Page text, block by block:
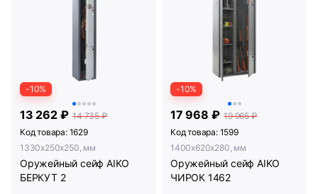
-10%
13 262 ₽ 14 735 ₽
Код товара: 1629
1330x250x250, мм
Оружейный сейф AIKO
БЕРКУТ 2
-10%
17 968 ₽ 19 965 ₽
Код товара: 1599
1400x620x280, мм
Оружейный сейф AIKO
ЧИРОК 1462